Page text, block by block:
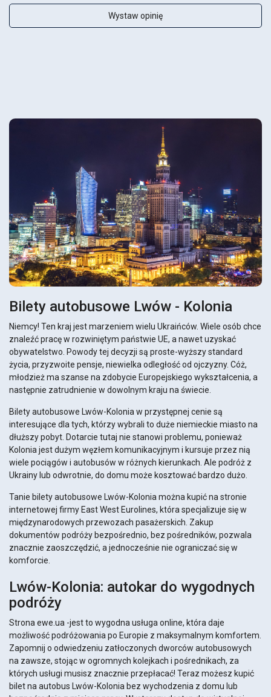
Wystaw opinię
Bilety autobusowe Lwów - Kolonia
Niemcy! Ten kraj jest marzeniem wielu Ukraińców. Wiele osób chce
znaleźć pracę w rozwiniętym państwie UE, a nawet uzyskać
obywatelstwo. Powody tej decyzji są proste-wyższy standard
życia, przyzwoite pensje, niewielka odległość od ojczyzny. Cóż,
młodzież ma szanse na zdobycie Europejskiego wykształcenia, a
następnie zatrudnienie w dowolnym kraju na świecie.
Bilety autobusowe Lwów-Kolonia w przystępnej cenie są
interesujące dla tych, którzy wybrali to duże niemieckie miasto na
dłuższy pobyt. Dotarcie tutaj nie stanowi problemu, ponieważ
Kolonia jest dużym węzłem komunikacyjnym i kursuje przez nią
wiele pociągów i autobusów w różnych kierunkach. Ale podróż z
Ukrainy lub odwrotnie, do domu może kosztować bardzo dużo.
Tanie bilety autobusowe Lwów-Kolonia można kupić na stronie
internetowej firmy East West Eurolines, która specjalizuje się w
międzynarodowych przewozach pasażerskich. Zakup
dokumentów podróży bezpośrednio, bez pośredników, pozwala
znacznie zaoszczędzić, a jednocześnie nie ograniczać się w
komforcie.
Lwów-Kolonia: autokar do wygodnych
podróży
Strona ewe.ua -jest to wygodna usługa online, która daje
możliwość podróżowania po Europie z maksymalnym komfortem.
Zapomnij o odwiedzeniu zatłoczonych dworców autobusowych
na zawsze, stojąc w ogromnych kolejkach i pośrednikach, za
których usługi musisz znacznie przepłacać! Teraz możesz kupić
bilet na autobus Lwów-Kolonia bez wychodzenia z domu lub